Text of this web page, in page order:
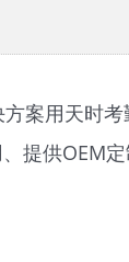
案用天时考
提供OEM